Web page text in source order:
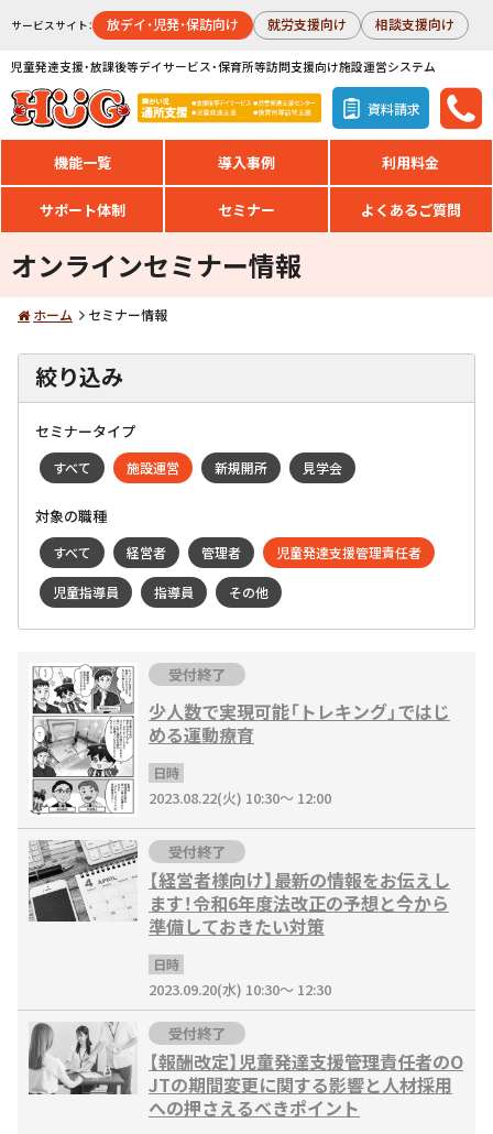
サービスサイト： 放デイ・児発・保訪向け 就労支援向け 相談支援向け
児童発達支援・放課後等デイサービス・保育所等訪問支援向け施設運営システム
資料請求
機能一覧 導入事例 利用料金
サポート体制 セミナー よくあるご質問
オンラインセミナー情報
ホーム セミナー情報
絞り込み
セミナータイプ
すべて 施設運営 新規開所 見学会
対象の職種
すべて 経営者 管理者 児童発達支援管理責任者
児童指導員 指導員 その他
受付終了
少人数で実現可能「トレキング」ではじ
める運動療育
日時
2023.08.22(火) 10:30～ 12:00
受付終了
【経営者様向け】最新の情報をお伝えし
ます！令和6年度法改正の予想と今から
準備しておきたい対策
日時
2023.09.20(水) 10:30～ 12:30
受付終了
【報酬改定】児童発達支援管理責任者のO
JTの期間変更に関する影響と人材採用
への押さえるべきポイント